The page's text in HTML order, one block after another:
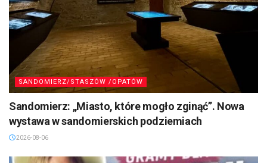
SANDOMIERZ/STASZÓW /OPATÓW
Sandomierz: „Miasto, które mogło zginąć”. Nowa
wystawa w sandomierskich podziemiach
2026-08-06